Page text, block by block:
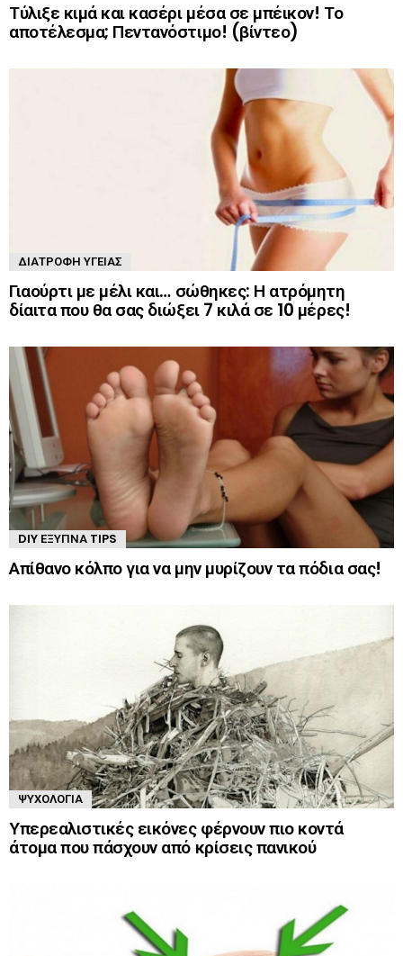
Τύλιξε κιμά και κασέρι μέσα σε μπέικον! Το
αποτέλεσμα; Πεντανόστιμο! (βίντεο)
ΔΙΑΤΡΟΦΉ ΥΓΕΊΑΣ
Γιαούρτι με μέλι και… σώθηκες: Η ατρόμητη
δίαιτα που θα σας διώξει 7 κιλά σε 10 μέρες!
DIY ΈΞΥΠΝΑ TIPS
Απίθανο κόλπο για να μην μυρίζουν τα πόδια σας!
ΨΥΧΟΛΟΓΊΑ
Υπερεαλιστικές εικόνες φέρνουν πιο κοντά
άτομα που πάσχουν από κρίσεις πανικού